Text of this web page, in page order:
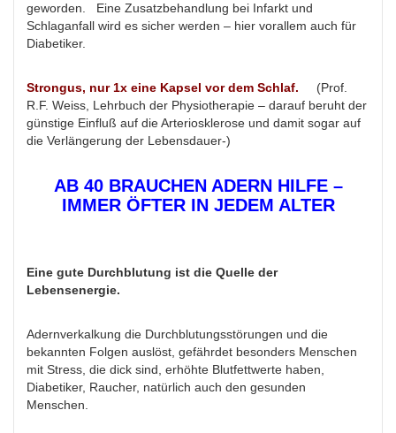
geworden.
Eine Zusatzbehandlung bei Infarkt und
Schlaganfall wird es sicher werden – hier vorallem auch für
Diabetiker.
Strongus, nur 1x eine Kapsel vor dem Schlaf.
(Prof.
R.F. Weiss, Lehrbuch der Physiotherapie – darauf beruht der
günstige Einfluß auf die Arteriosklerose und damit sogar auf
die Verlängerung der Lebensdauer-)
AB 40 BRAUCHEN ADERN HILFE –
IMMER ÖFTER IN JEDEM ALTER
Eine gute Durchblutung ist die Quelle der
Lebensenergie.
Adernverkalkung die Durchblutungsstörungen und die
bekannten Folgen auslöst, gefährdet besonders Menschen
mit Stress, die dick sind, erhöhte Blutfettwerte haben,
Diabetiker, Raucher, natürlich auch den gesunden
Menschen.